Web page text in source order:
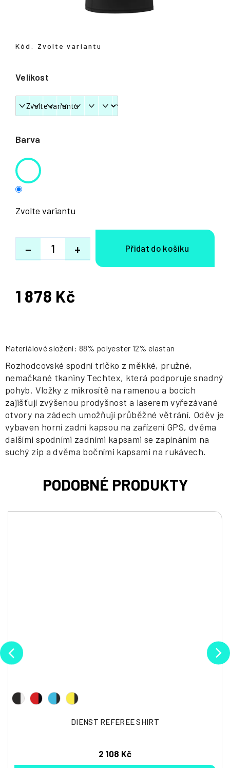
Barva
Velikost
Zvolte variantu
+
−
Kód: Zvolte variantu
1 878 Kč
Měrná
Materiálové složení: 88% polyester 12% elastan
Rozhodcovské spodní tričko z měkké, pružné,
nemačkané tkaniny Techtex, která podporuje snadný
pohyb. Vložky z mikrosítě na ramenou a bocích
zajišťují zvýšenou prodyšnost a laserem vyřezávané
otvory na zádech umožňují průběžné větrání. Oděv je
vybaven horní zadní kapsou na zařízení GPS, dvěma
dalšími spodními zadními kapsami se zapínáním na
suchý zip a dvěma bočními kapsami na rukávech.
DIENST REFEREE SHIRT
2 108 Kč